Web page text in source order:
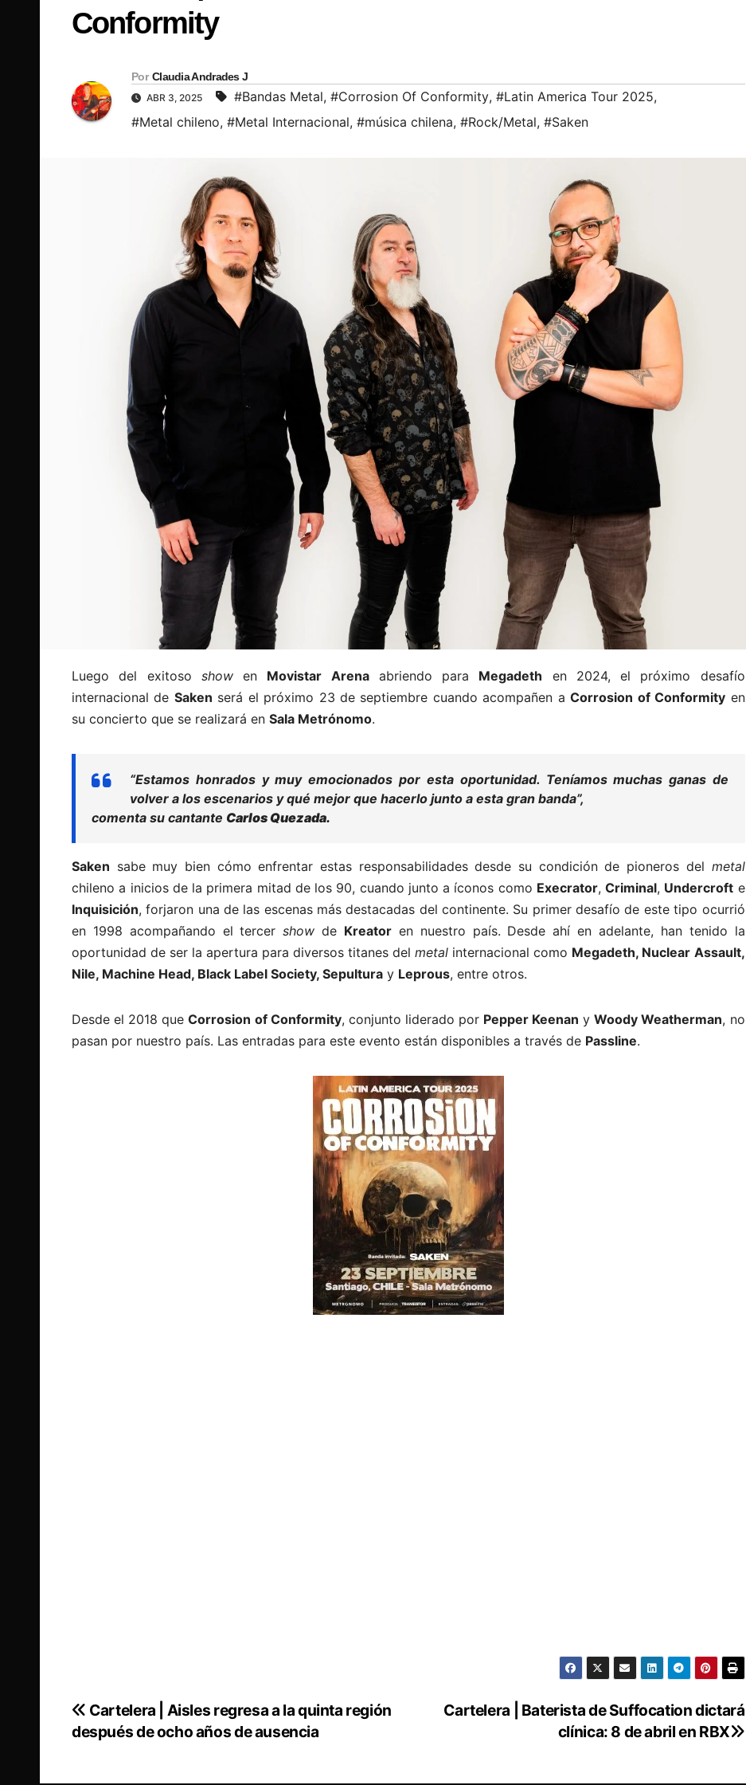
Conformity
Por Claudia Andrades J
ABR 3, 2025 #Bandas Metal, #Corrosion Of Conformity, #Latin America Tour 2025,
#Metal chileno, #Metal Internacional, #música chilena, #Rock/Metal, #Saken
Luego del exitoso showen Movistar Arenaabriendo para Megadeth en 2024, el próximo desafío
internacional de Saken será el próximo 23 de septiembre cuando acompañen aCorrosion of Conformity en
su concierto que se realizará en Sala Metrónomo.
“Estamos honrados y muy emocionados por esta oportunidad. Teníamos muchas ganas de
volver a los escenarios y qué mejor que hacerlo junto a esta gran banda”,
comenta su cantante Carlos Quezada.
Saken sabe muy bien cómo enfrentar estas responsabilidades desde su condición de pioneros del metal
chileno a inicios de la primera mitad de los 90, cuando junto a íconos como Execrator, Criminal, Undercroft e
Inquisición, forjaron una de las escenas más destacadas del continente. Su primer desafío de este tipo ocurrió
en 1998 acompañando el tercershow de Kreatoren nuestro país. Desde ahí en adelante, han tenido la
oportunidad de ser la apertura para diversos titanes delmetal internacional como Megadeth, Nuclear Assault,
Nile, Machine Head, Black Label Society, Sepultura y Leprous, entre otros.
Desde el 2018 queCorrosion of Conformity, conjunto liderado por Pepper Keenan yWoody Weatherman, no
pasan por nuestro país. Las entradas para este evento están disponibles a través de Passline.
Navegación
de
Cartelera | Baterista de Suffocation dictará
clínica: 8 de abril en RBX
Cartelera | Aisles regresa a la quinta región
después de ocho años de ausencia